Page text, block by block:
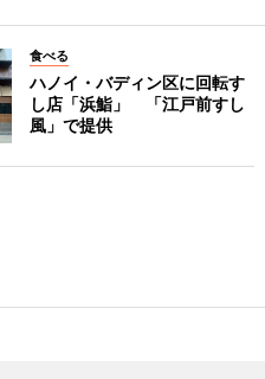
食べる
ハノイ・バディン区に回転す
し店「浜鮨」 「江戸前すし
風」で提供